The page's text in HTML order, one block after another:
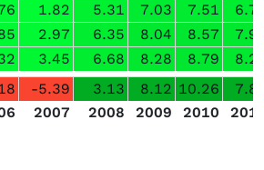
1.82 5.31 7.03 7.51
2.97 6.35 8.04 8.57
3.45 6.68 8.28 8.79
-5.39 3.13 8.12 10.26
2007 2008 2009 2010